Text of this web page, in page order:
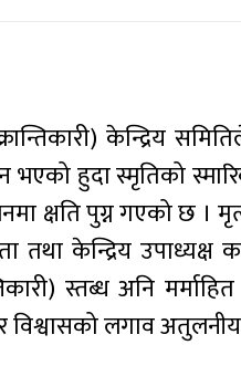
केन्द्रिय
हुदा स्मृतिको
क्षति पुग्न गएको छ ।
तथा केन्द्रिय
स्तब्ध अनि
विश्वासको लगाव